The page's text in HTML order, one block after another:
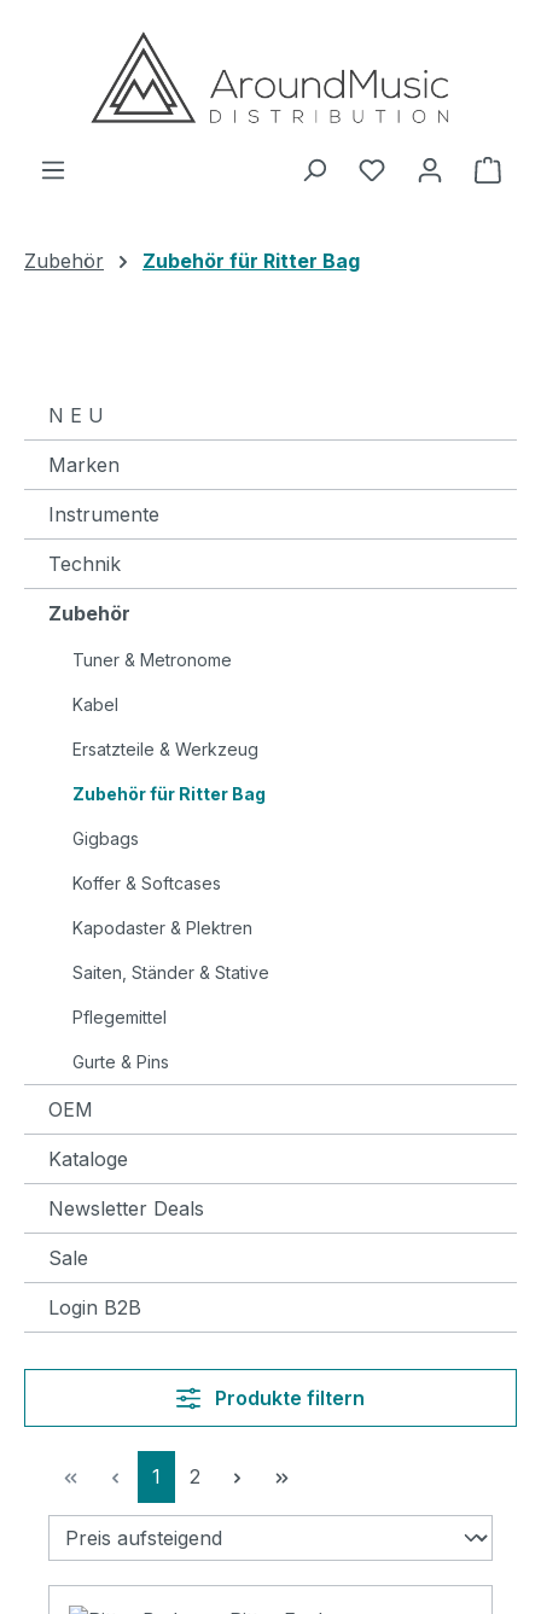
Zum Hauptinhalt springen
Zubehör Zubehör für Ritter Bag
N E U
Marken
Instrumente
Technik
Zubehör
Tuner & Metronome
Kabel
Ersatzteile & Werkzeug
Zubehör für Ritter Bag
Gigbags
Koffer & Softcases
Kapodaster & Plektren
Saiten, Ständer & Stative
Pflegemittel
Gurte & Pins
OEM
Kataloge
Newsletter Deals
Sale
Login B2B
Produkte filtern
Seite
1 Seite
2